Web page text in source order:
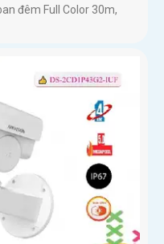
đêm Full Color 30m,